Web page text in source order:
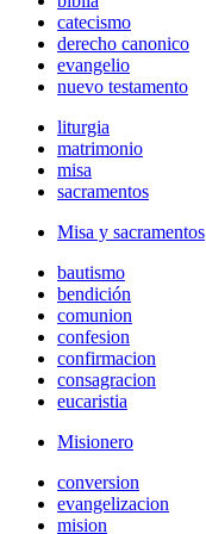
catecismo
derecho canonico
evangelio
nuevo testamento
liturgia
matrimonio
misa
sacramentos
Misa y sacramentos
bautismo
bendición
comunion
confesion
confirmacion
consagracion
eucaristia
Misionero
conversion
evangelizacion
mision